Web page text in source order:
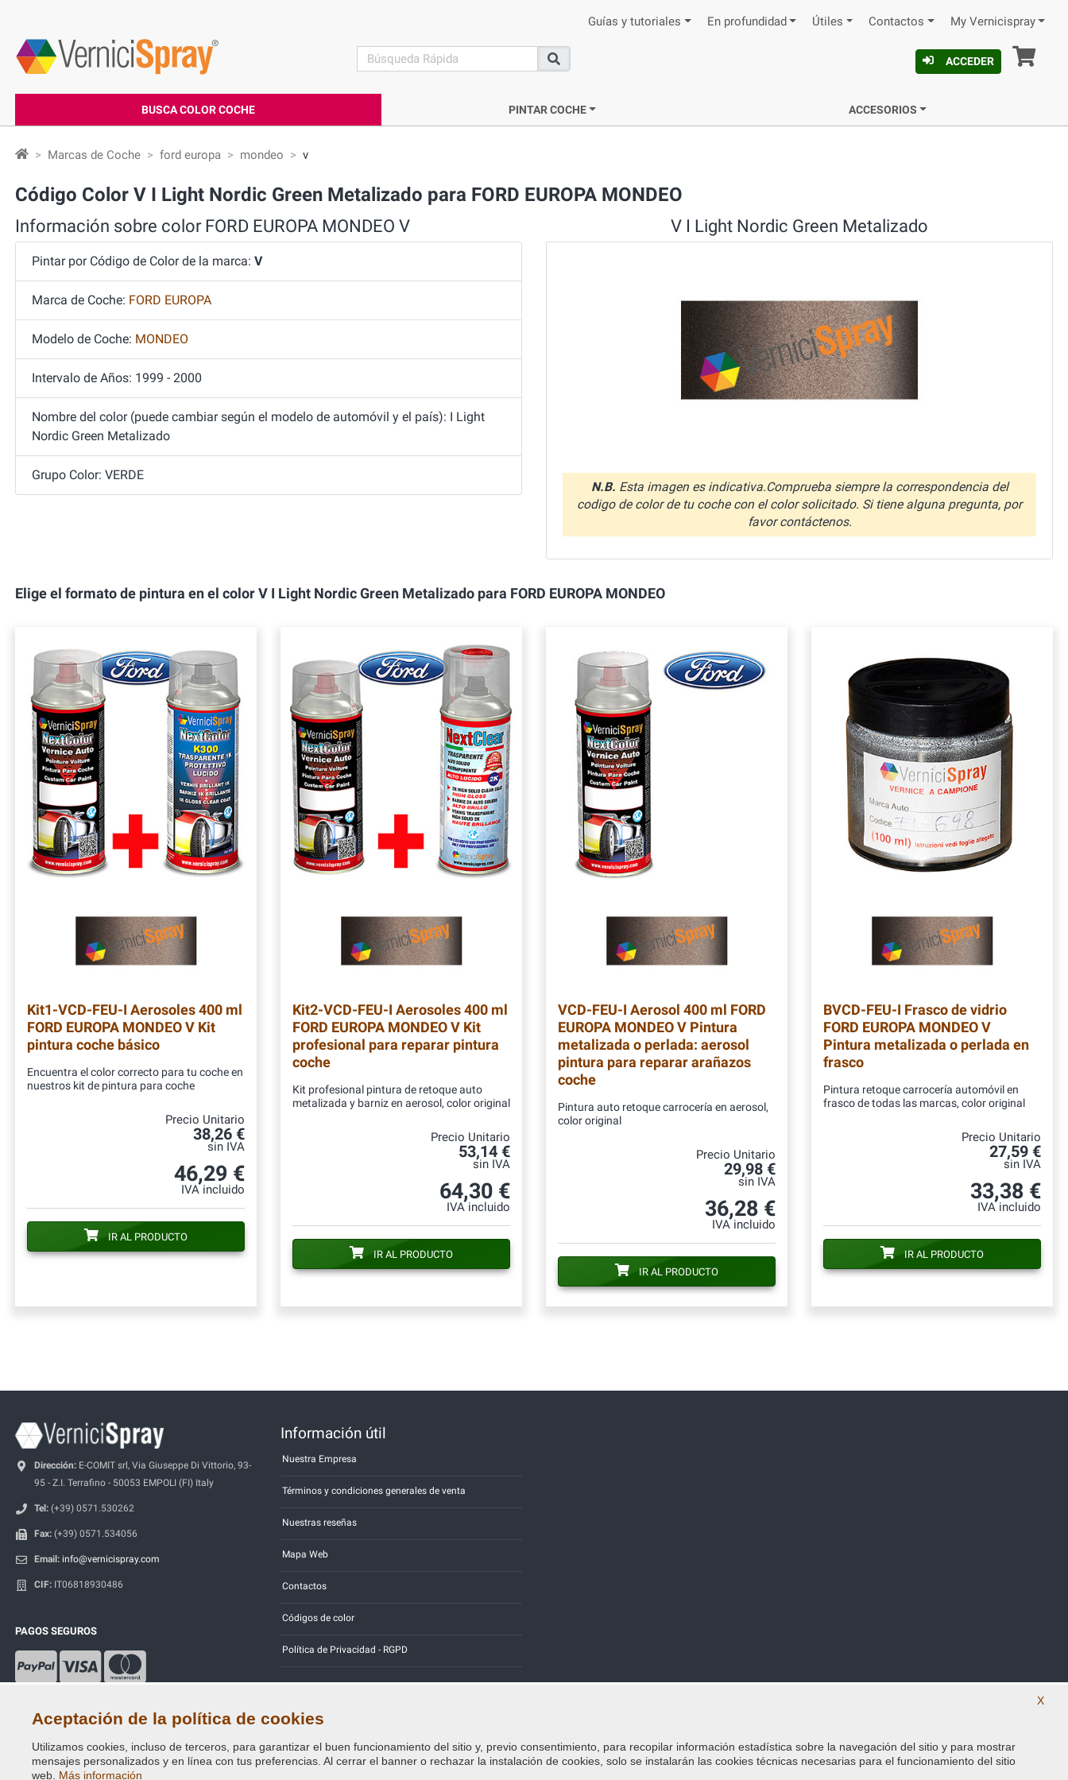
Guías y tutoriales En profundidad Útiles Contactos My Vernicispray
search
Buscar
ACCEDER
BUSCA COLOR COCHE PINTAR COCHE ACCESORIOS
Marcas de Coche ford europa mondeo v
Código Color V I Light Nordic Green Metalizado para FORD EUROPA MONDEO
Información sobre color FORD EUROPA MONDEO V
Pintar por Código de Color de la marca: V
Marca de Coche: FORD EUROPA
Modelo de Coche: MONDEO
Intervalo de Años: 1999 - 2000
Nombre del color (puede cambiar según el modelo de automóvil y el país): I Light
Nordic Green Metalizado
Grupo Color: VERDE
V I Light Nordic Green Metalizado
N.B. Esta imagen es indicativa.Comprueba siempre la correspondencia del
codigo de color de tu coche con el color solicitado. Si tiene alguna pregunta, por
favor contáctenos.
Elige el formato de pintura en el color V I Light Nordic Green Metalizado para FORD EUROPA MONDEO
Kit1-VCD-FEU-I Aerosoles 400 ml
FORD EUROPA MONDEO V Kit
pintura coche básico
Encuentra el color correcto para tu coche en
nuestros kit de pintura para coche
Precio Unitario
38,26 €
sin IVA
46,29 €
IVA incluido
IR AL PRODUCTO
Kit2-VCD-FEU-I Aerosoles 400 ml
FORD EUROPA MONDEO V Kit
profesional para reparar pintura
coche
Kit profesional pintura de retoque auto
metalizada y barniz en aerosol, color original
Precio Unitario
53,14 €
sin IVA
64,30 €
IVA incluido
IR AL PRODUCTO
VCD-FEU-I Aerosol 400 ml FORD
EUROPA MONDEO V Pintura
metalizada o perlada: aerosol
pintura para reparar arañazos
coche
Pintura auto retoque carrocería en aerosol,
color original
Precio Unitario
29,98 €
sin IVA
36,28 €
IVA incluido
IR AL PRODUCTO
BVCD-FEU-I Frasco de vidrio
FORD EUROPA MONDEO V
Pintura metalizada o perlada en
frasco
Pintura retoque carrocería automóvil en
frasco de todas las marcas, color original
Precio Unitario
27,59 €
sin IVA
33,38 €
IVA incluido
IR AL PRODUCTO
Dirección: E-COMIT srl, Via Giuseppe Di Vittorio, 93-
95 - Z.I. Terrafino - 50053 EMPOLI (FI) Italy
Tel: (+39) 0571.530262
Fax: (+39) 0571.534056
Email: info@vernicispray.com
CIF: IT06818930486
PAGOS SEGUROS
Información útil
Nuestra Empresa
Términos y condiciones generales de venta
Nuestras reseñas
Mapa Web
Contactos
Códigos de color
Política de Privacidad - RGPD
Copyright © 2014 - 2026. All Rights Reserved.
Visitantes En Línea: 485
Credits:E-COMIT SÍguenos en nuestras redes sociales
X
Aceptación de la política de cookies
Utilizamos cookies, incluso de terceros, para garantizar el buen funcionamiento del sitio y, previo consentimiento, para recopilar información estadística sobre la navegación del sitio y para mostrar
mensajes personalizados y en línea con tus preferencias. Al cerrar el banner o rechazar la instalación de cookies, solo se instalarán las cookies técnicas necesarias para el funcionamiento del sitio
web. Más información